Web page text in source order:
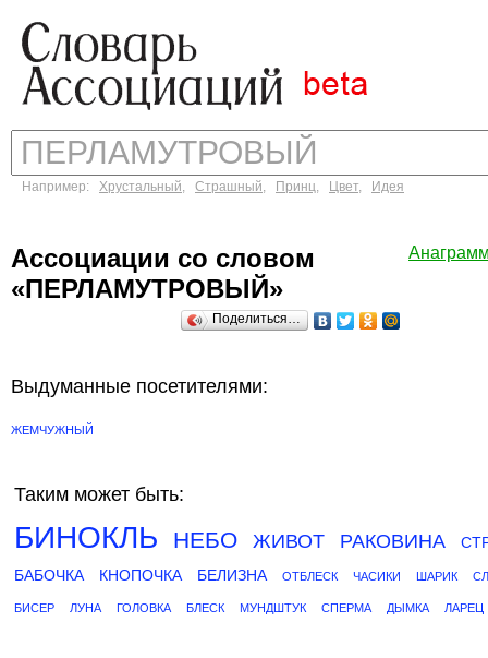
Например: Хрустальный, Страшный, Принц, Цвет, Идея
Ассоциации со словом
«ПЕРЛАМУТРОВЫЙ»
Поделиться…
Выдуманные посетителями:
ЖЕМЧУЖНЫЙ
Таким может быть:
БИНОКЛЬ НЕБО ЖИВОТ РАКОВИНА
БАБОЧКА
КНОПОЧКА БЕЛИЗНА ОТБЛЕСК ЧАСИКИ ШАРИК
БИСЕР ЛУНА ГОЛОВКА БЛЕСК МУНДШТУК СПЕРМА ДЫМКА ЛАРЕЦ